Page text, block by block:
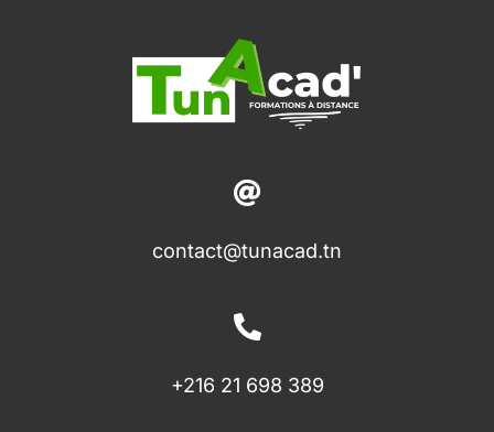
contact@tunacad.tn
+216 21 698 389